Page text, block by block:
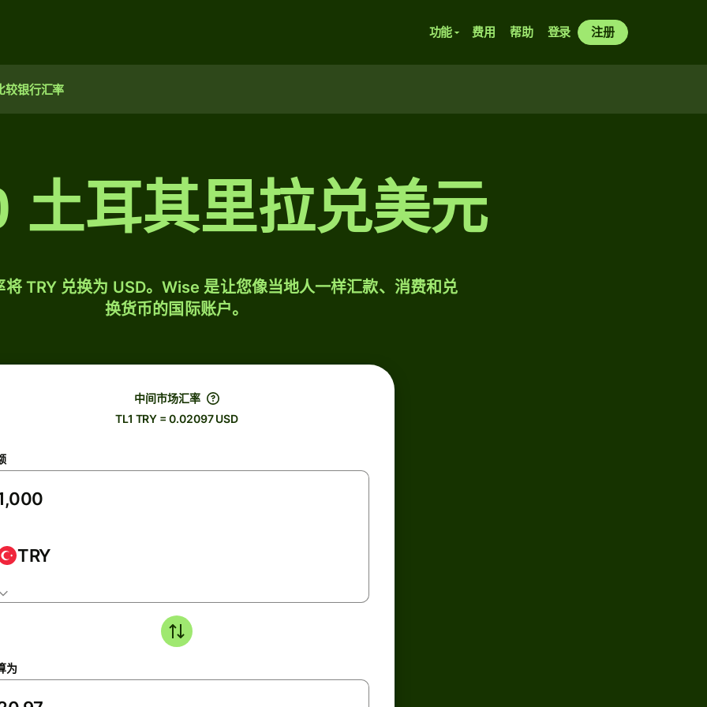
功能 费用 帮助 登录 注册
较银行汇率
土耳其里拉兑美元
将 TRY 兑换为 USD。Wise 是让您像当地人一样汇款、消费和兑
换货币的国际账户。
中间市场汇率
TL1 TRY = 0.02097 USD
TRY
为